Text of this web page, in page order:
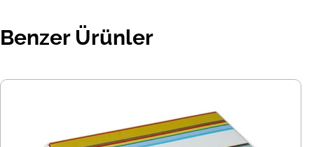
Benzer Ürünler